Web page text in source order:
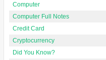
Computer
Computer Full Notes
Credit Card
Cryptocurrency
Did You Know?